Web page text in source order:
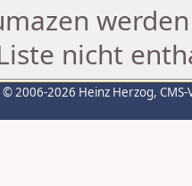
nicht
© 2006-2026 Heinz Herzog,